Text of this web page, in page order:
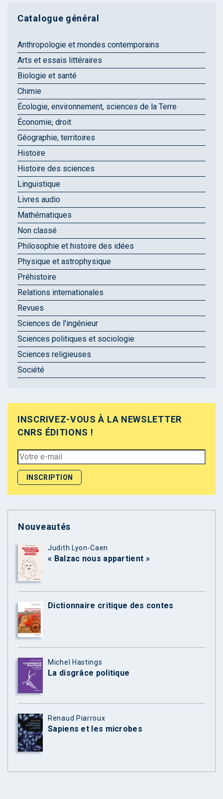
Catalogue général
Anthropologie et mondes contemporains
Arts et essais littéraires
Biologie et santé
Chimie
Écologie, environnement, sciences de la Terre
Économie, droit
Géographie, territoires
Histoire
Histoire des sciences
Linguistique
Livres audio
Mathématiques
Non classé
Philosophie et histoire des idées
Physique et astrophysique
Préhistoire
Relations internationales
Revues
Sciences de l'ingénieur
Sciences politiques et sociologie
Sciences religieuses
Société
INSCRIVEZ-VOUS À LA NEWSLETTER
CNRS ÉDITIONS !
Nouveautés
Judith Lyon-Caen
« Balzac nous appartient »
Dictionnaire critique des contes
Michel Hastings
La disgrâce politique
Renaud Piarroux
Sapiens et les microbes